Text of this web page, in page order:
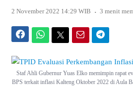
2 November 2022 14:29 WIB . 3 menit
Staf Ahli Gubernur Yuas Elko memimpin rapat
BPS terkait inflasi Kalteng Oktober 2022 di Aula